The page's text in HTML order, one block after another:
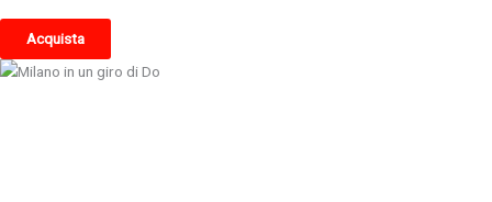
Acquista